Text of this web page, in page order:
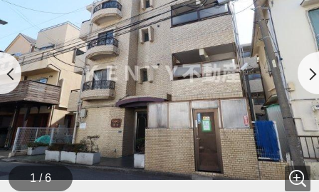
1 / 6